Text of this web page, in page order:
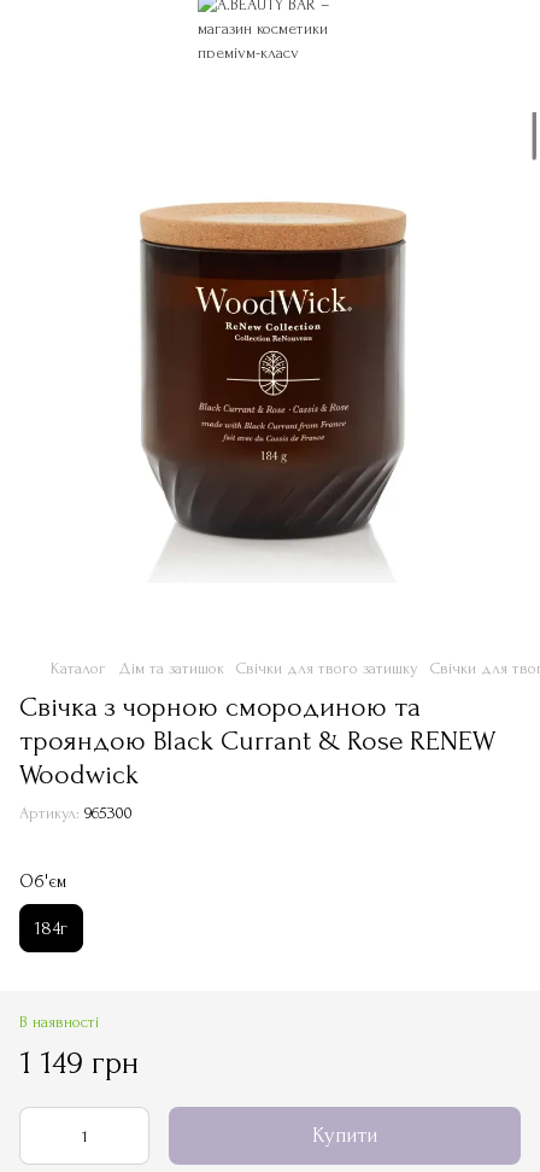
Каталог Дім та затишок Свічки для твого затишку Свічки для
Свічка з чорною смородиною та
трояндою Black Currant & Rose RENEW
Woodwick
Артикул: 965300
Об'єм
184г
В наявності
1 149 грн
Купити